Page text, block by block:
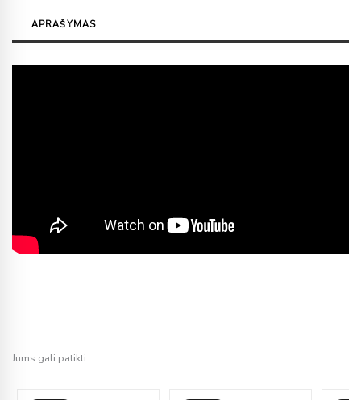
APRAŠYMAS
Jums gali patikti